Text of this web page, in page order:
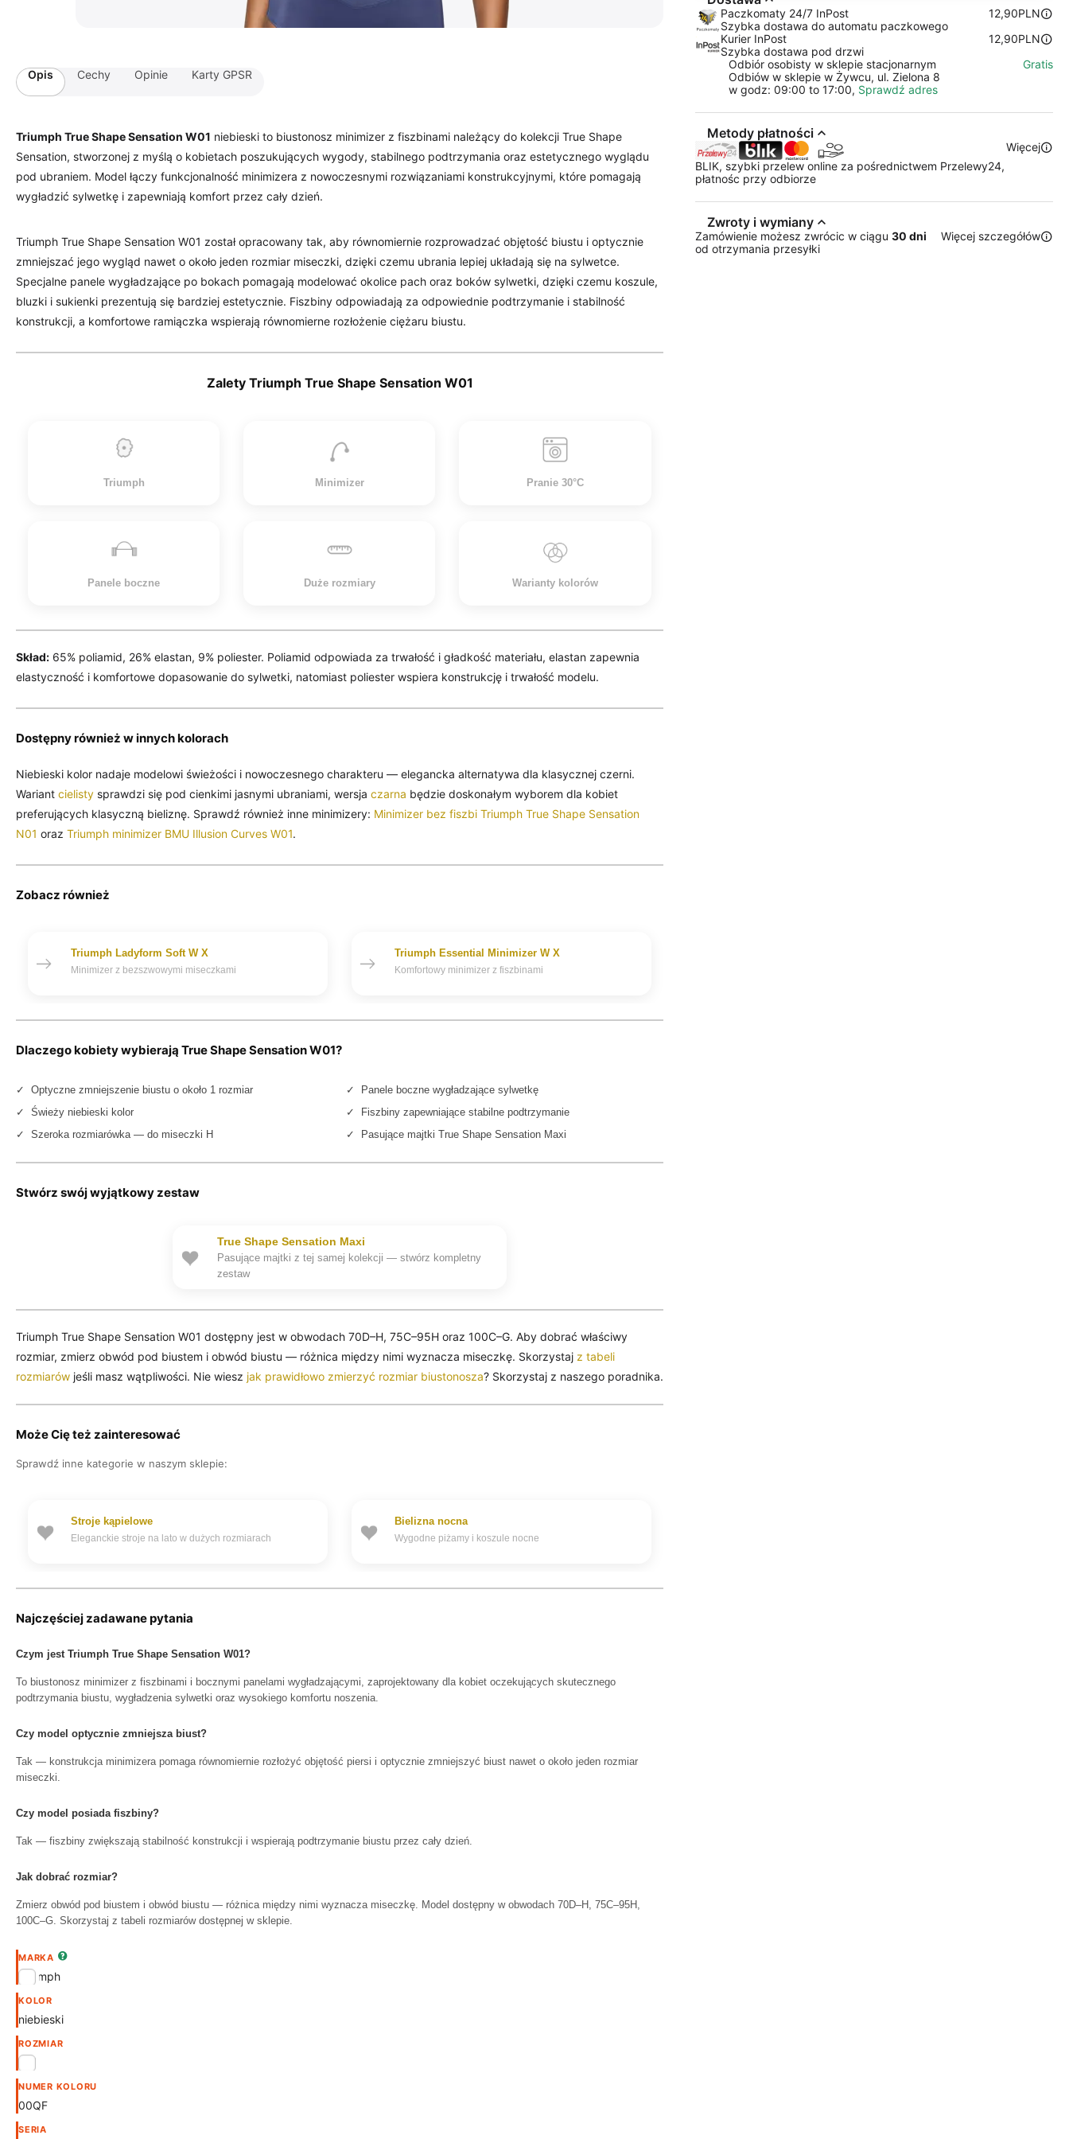
Paczkomaty 24/7 InPost
Szybka dostawa do automatu paczkowego
12,90PLN
Kurier InPost
Szybka dostawa pod drzwi
12,90PLN
Odbiór osobisty w sklepie stacjonarnym
Odbiów w sklepie w Żywcu, ul. Zielona 8
w godz: 09:00 to 17:00, Sprawdź adres
Gratis
Metody płatności
BLIK, szybki przelew online za pośrednictwem Przelewy24,
płatnośc przy odbiorze
Więcej
Zwroty i wymiany
Zamówienie możesz zwrócic w ciągu 30 dni
od otrzymania przesyłki
Więcej szczegółów
Opis Cechy Opinie Karty GPSR
Triumph True Shape Sensation W01 niebieski to biustonosz minimizer z fiszbinami należący do kolekcji True Shape
Sensation, stworzonej z myślą o kobietach poszukujących wygody, stabilnego podtrzymania oraz estetycznego wyglądu
pod ubraniem. Model łączy funkcjonalność minimizera z nowoczesnymi rozwiązaniami konstrukcyjnymi, które pomagają
wygładzić sylwetkę i zapewniają komfort przez cały dzień.
Triumph True Shape Sensation W01 został opracowany tak, aby równomiernie rozprowadzać objętość biustu i optycznie
zmniejszać jego wygląd nawet o około jeden rozmiar miseczki, dzięki czemu ubrania lepiej układają się na sylwetce.
Specjalne panele wygładzające po bokach pomagają modelować okolice pach oraz boków sylwetki, dzięki czemu koszule,
bluzki i sukienki prezentują się bardziej estetycznie. Fiszbiny odpowiadają za odpowiednie podtrzymanie i stabilność
konstrukcji, a komfortowe ramiączka wspierają równomierne rozłożenie ciężaru biustu.
Zalety Triumph True Shape Sensation W01
Triumph Minimizer Pranie 30°C
Panele boczne Duże rozmiary Warianty kolorów
Skład: 65% poliamid, 26% elastan, 9% poliester. Poliamid odpowiada za trwałość i gładkość materiału, elastan zapewnia
elastyczność i komfortowe dopasowanie do sylwetki, natomiast poliester wspiera konstrukcję i trwałość modelu.
Dostępny również w innych kolorach
Niebieski kolor nadaje modelowi świeżości i nowoczesnego charakteru — elegancka alternatywa dla klasycznej czerni.
Wariant cielisty sprawdzi się pod cienkimi jasnymi ubraniami, wersja czarna będzie doskonałym wyborem dla kobiet
preferujących klasyczną bieliznę. Sprawdź również inne minimizery: Minimizer bez fiszbi Triumph True Shape Sensation
N01 oraz Triumph minimizer BMU Illusion Curves W01.
Zobacz również
Triumph Ladyform Soft W X
Minimizer z bezszwowymi miseczkami
Triumph Essential Minimizer W X
Komfortowy minimizer z fiszbinami
Dlaczego kobiety wybierają True Shape Sensation W01?
✓ Optyczne zmniejszenie biustu o około 1 rozmiar
✓ Panele boczne wygładzające sylwetkę
✓ Świeży niebieski kolor
✓ Fiszbiny zapewniające stabilne podtrzymanie
✓ Szeroka rozmiarówka — do miseczki H
✓ Pasujące majtki True Shape Sensation Maxi
Stwórz swój wyjątkowy zestaw
True Shape Sensation Maxi
Pasujące majtki z tej samej kolekcji — stwórz kompletny
zestaw
Triumph True Shape Sensation W01 dostępny jest w obwodach 70D–H, 75C–95H oraz 100C–G. Aby dobrać właściwy
rozmiar, zmierz obwód pod biustem i obwód biustu — różnica między nimi wyznacza miseczkę. Skorzystaj z tabeli
rozmiarów jeśli masz wątpliwości. Nie wiesz jak prawidłowo zmierzyć rozmiar biustonosza? Skorzystaj z naszego poradnika.
Może Cię też zainteresować
Sprawdź inne kategorie w naszym sklepie:
Stroje kąpielowe
Eleganckie stroje na lato w dużych rozmiarach
Bielizna nocna
Wygodne piżamy i koszule nocne
Najczęściej zadawane pytania
Czym jest Triumph True Shape Sensation W01?
To biustonosz minimizer z fiszbinami i bocznymi panelami wygładzającymi, zaprojektowany dla kobiet oczekujących skutecznego
podtrzymania biustu, wygładzenia sylwetki oraz wysokiego komfortu noszenia.
Czy model optycznie zmniejsza biust?
Tak — konstrukcja minimizera pomaga równomiernie rozłożyć objętość piersi i optycznie zmniejszyć biust nawet o około jeden rozmiar
miseczki.
Czy model posiada fiszbiny?
Tak — fiszbiny zwiększają stabilność konstrukcji i wspierają podtrzymanie biustu przez cały dzień.
Jak dobrać rozmiar?
Zmierz obwód pod biustem i obwód biustu — różnica między nimi wyznacza miseczkę. Model dostępny w obwodach 70D–H, 75C–95H,
100C–G. Skorzystaj z tabeli rozmiarów dostępnej w sklepie.
MARKA
Triumph
KOLOR
niebieski
ROZMIAR
70F
NUMER KOLORU
00QF
SERIA